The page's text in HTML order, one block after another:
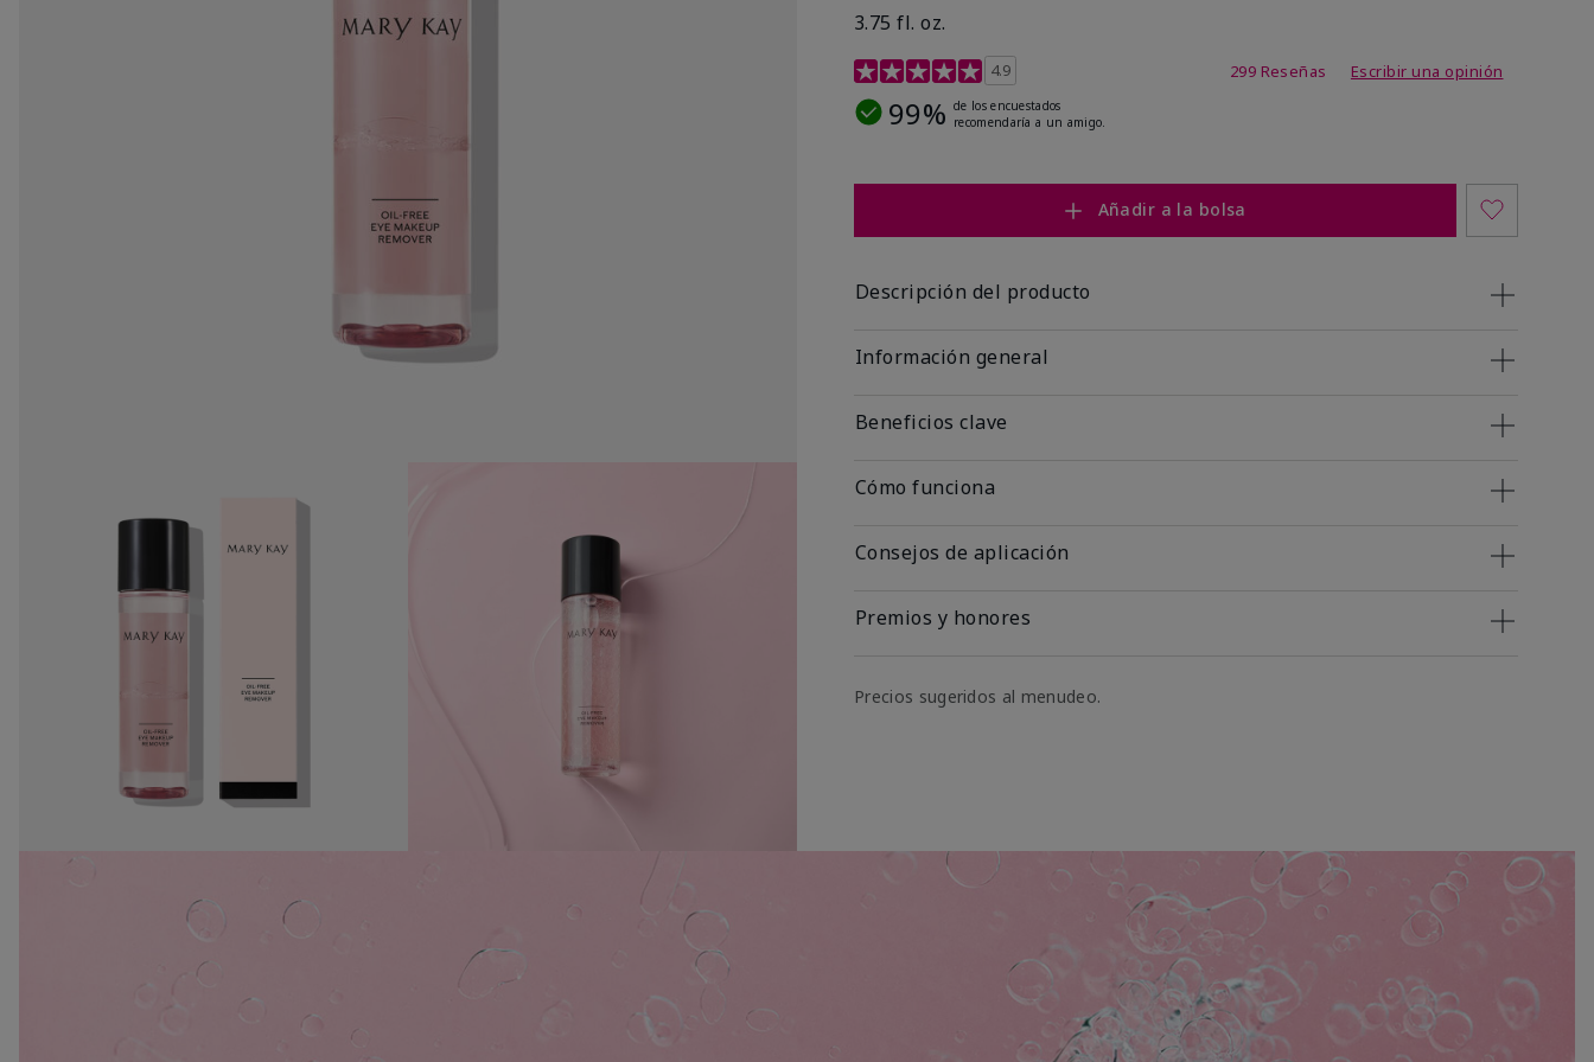
3.75 fl. oz.
Calificación de clientes de 4,8 de 5
4.9 299 Reseñas Escribir una opinión
99% de los encuestados
recomendaría a un amigo.
Añadir a la bolsa
Descripción del producto
Información general
Beneficios clave
Cómo funciona
Consejos de aplicación
Premios y honores
Precios sugeridos al menudeo.